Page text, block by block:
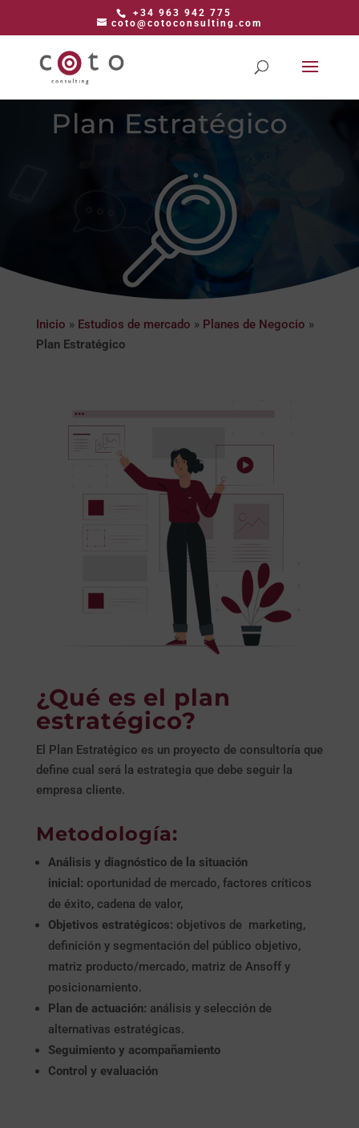
+34 963 942 775
coto@cotoconsulting.com
Plan Estratégico
Inicio » Estudios de mercado » Planes de Negocio »
Plan Estratégico
¿Qué es el plan
estratégico?
El Plan Estratégico es un proyecto de consultoría que
define cual será la estrategia que debe seguir la
empresa cliente.
Metodología:
Análisis y diagnóstico de la situación
inicial: oportunidad de mercado, factores críticos
de éxito, cadena de valor,
Objetivos estratégicos: objetivos de marketing,
definición y segmentación del público objetivo,
matriz producto/mercado, matriz de Ansoff y
posicionamiento.
Plan de actuación: análisis y selección de
alternativas estratégicas.
Seguimiento y acompañamiento
Control y evaluación